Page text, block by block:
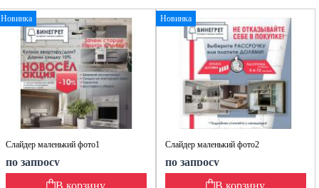
Новинка
Слайдер маленький фото1
по запросу
Новинка
Слайдер маленький фото2
по запросу